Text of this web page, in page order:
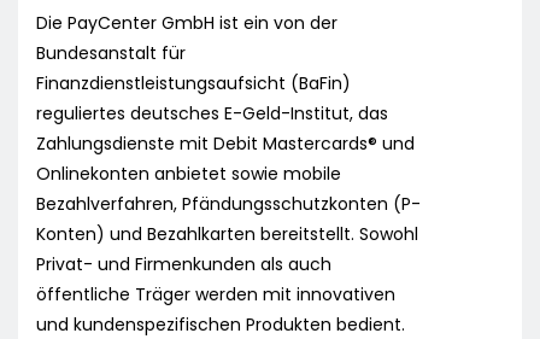
Die PayCenter GmbH ist ein von der
Bundesanstalt für
Finanzdienstleistungsaufsicht (BaFin)
reguliertes deutsches E-Geld-Institut, das
Zahlungsdienste mit Debit Mastercards® und
Onlinekonten anbietet sowie mobile
Bezahlverfahren, Pfändungsschutzkonten (P-
Konten) und Bezahlkarten bereitstellt. Sowohl
Privat- und Firmenkunden als auch
öffentliche Träger werden mit innovativen
und kundenspezifischen Produkten bedient.